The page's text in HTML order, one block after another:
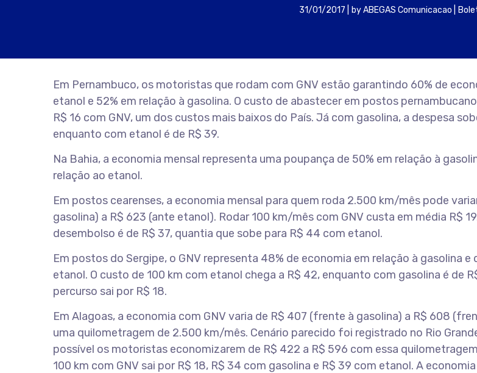
31/01/2017 byABEGAS Comunicacao
Em Pernambuco, os motoristas que rodam com GNV estão garantindo 60% de
etanol e 52% em relação à gasolina. O custo de abastecer em postos
R$ 16 com GNV, um dos custos mais baixos do País. Já com gasolina, a despesa
enquanto com etanol é de R$ 39.
Na Bahia, a economia mensal representa uma poupança de 50% em relação à
relação ao etanol.
Em postos cearenses, a economia mensal para quem roda 2.500 km/mês pode
gasolina) a R$ 623 (ante etanol). Rodar 100 km/mês com GNV custa em média R$
desembolso é de R$ 37, quantia que sobe para R$ 44 com etanol.
Em postos do Sergipe, o GNV representa 48% de economia em relação à gasolina e
etanol. O custo de 100 km com etanol chega a R$ 42, enquanto com gasolina é de
percurso sai por R$ 18.
Em Alagoas, a economia com GNV varia de R$ 407 (frente à gasolina) a R$ 608
uma quilometragem de 2.500 km/mês. Cenário parecido foi registrado no Rio
possível os motoristas economizarem de R$ 422 a R$ 596 com essa
100 km com GNV sai por R$ 18, R$ 34 com gasolina e R$ 39 com etanol. A